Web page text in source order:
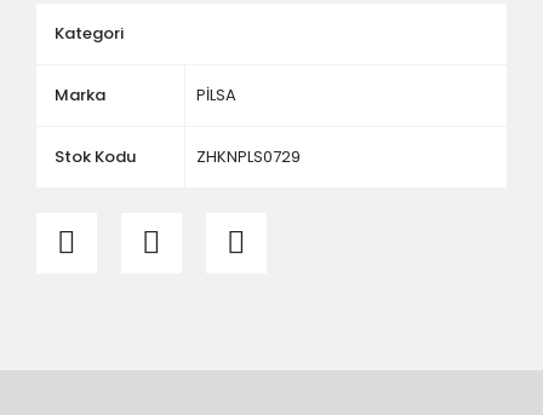
Kategori
Marka PİLSA
Stok Kodu ZHKNPLS0729